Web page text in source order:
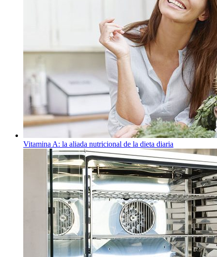
Vitamina A: la aliada nutricional de la dieta diaria